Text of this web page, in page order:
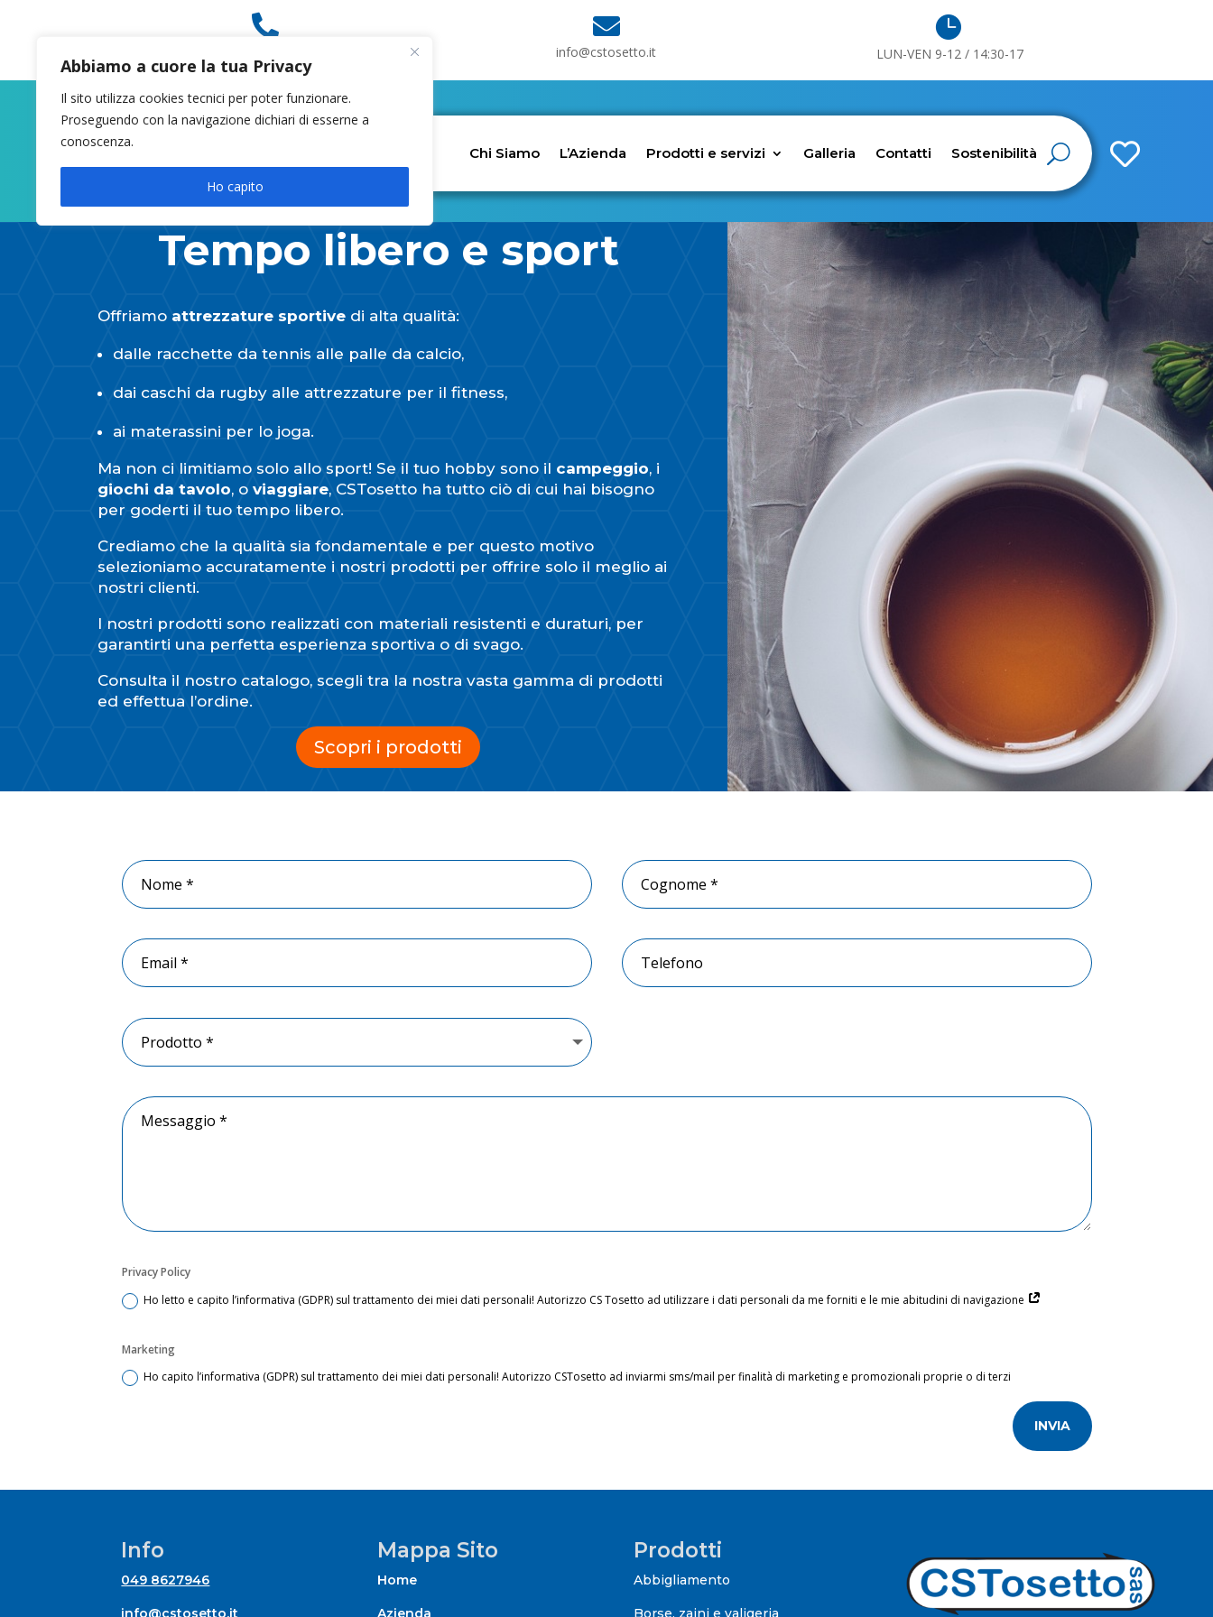
Abbiamo a cuore la tua Privacy
Il sito utilizza cookies tecnici per poter funzionare.
Proseguendo con la navigazione dichiari di esserne a
conoscenza.
Ho capito
 
info@cstosetto.it

LUN-VEN 9-12 / 14:30-17

Chi Siamo L’Azienda Prodotti e servizi Galleria Contatti Sostenibilità
Tempo libero e sport
Offriamo attrezzature sportivedi alta qualità:
dalle racchette da tennis alle palle da calcio,
dai caschi da rugby alle attrezzature per il fitness,
ai materassini per lo joga.
Ma non ci limitiamo solo allo sport! Se il tuo hobby sono il campeggio, i
giochi da tavolo, o viaggiare, CSTosetto ha tutto ciò di cui hai bisogno
per goderti il tuo tempo libero.
Crediamo che la qualità sia fondamentale e per questo motivo
selezioniamo accuratamente i nostri prodotti per offrire solo il meglio ai
nostri clienti.
I nostri prodotti sono realizzati con materiali resistenti e duraturi, per
garantirti una perfetta esperienza sportiva o di svago.
Consulta il nostro catalogo, scegli tra la nostra vasta gamma di prodotti
ed effettua l’ordine.
Scopri i prodotti
Privacy Policy
Ho letto e capito l’informativa (GDPR) sul trattamento dei miei dati personali! Autorizzo CS Tosetto ad utilizzare i dati personali da me forniti e le mie abitudini di navigazione
Marketing
Ho capito l’informativa (GDPR) sul trattamento dei miei dati personali! Autorizzo CSTosetto ad inviarmi sms/mail per finalità di marketing e promozionali proprie o di terzi
INVIA
Info
049 8627946
info@cstosetto.it
Mappa Sito
Home
Azienda
Prodotti
Abbigliamento
Borse, zaini e valigeria